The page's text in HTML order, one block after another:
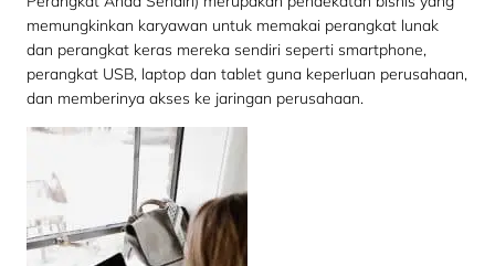
memungkinkan karyawan untuk memakai perangkat lunak
dan perangkat keras mereka sendiri seperti smartphone,
perangkat USB, laptop dan tablet guna keperluan perusahaan,
dan memberinya akses ke jaringan perusahaan.